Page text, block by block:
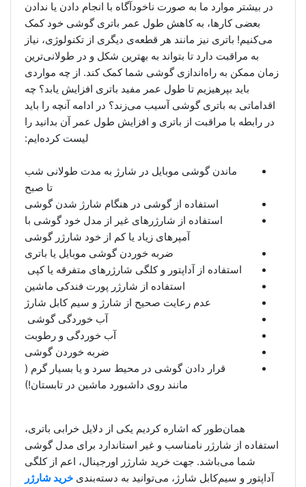
در بیشتر موارد ما به صورت ناخودآگاه با انجام دادن یا ندادن
بعضی کارها، به کاهش طول عمر باتری گوشی خود کمک
می‌کنیم! باتری نیز مانند هر قطعه‌ی دیگری از تکنولوژی، نیاز
به مراقبت دارد تا بتواند به بهترین شکل و در طولانی‌ترین
زمان ممکن به راه‌اندازی گوشی شما کمک کند. از چه مواردی
باید بپرهیزیم تا طول عمر مفید باتری افزایش یابد؟ چه
اقداماتی به باتری گوشی آسیب می‌زند؟ در ادامه آنچه را باید
در رابطه با مراقبت از باتری و افزایش طول عمر آن بدانید را
لیست کرده‌ایم:
ماندن گوشی موبایل در شارژ به مدت طولانی شب
تا صبح
استفاده از گوشی در هنگام شارژ شدن گوشی
استفاده از شارژر‌های غیر از مدل خود گوشی با
آمپرهای زیاد یا کم از خود شارژر گوشی
ضربه خوردن گوشی موبایل یا باتری
استفاده از آداپتور و کلگی شارژر‌های متفرقه یا کپی
استفاده از شارژر پورت فندکی ماشین
عدم رعایت صحیح از شارژ و سیم کابل شارژ
آب خوردگی گوشی
آب خوردگی و رطوبت
ضربه خوردن گوشی
قرار دادن گوشی در محیط سرد و یا بسیار گرم (
مانند روی داشبورد ماشین در تابستان!)
همان‌طور که اشاره کردیم یکی از دلایل خرابی باتری،
استفاده از شارژر نامناسب و غیر استاندارد برای مدل گوشی
شما می‌باشد. جهت خرید شارژر اورجینال، اعم از کلگی
آداپتور و سیم‌کابل شارژ، می‌توانید به دسته‌بندی خرید شارژر